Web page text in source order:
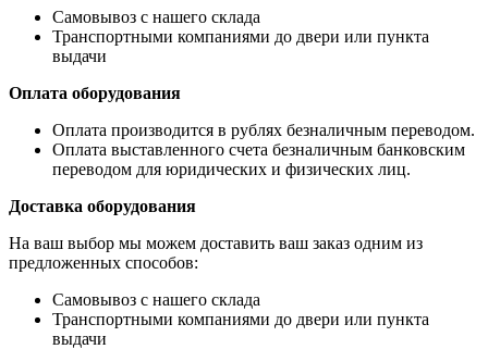
Самовывоз с нашего склада
Транспортными компаниями до двери или пункта
выдачи
Оплата оборудования
Оплата производится в рублях безналичным переводом.
Оплата выставленного счета безналичным банковским
переводом для юридических и физических лиц.
Доставка оборудования
На ваш выбор мы можем доставить ваш заказ одним из
предложенных способов:
Самовывоз с нашего склада
Транспортными компаниями до двери или пункта
выдачи